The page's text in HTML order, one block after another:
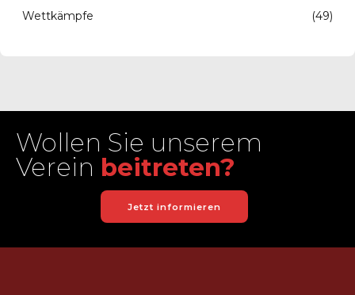
Wettkämpfe (49)
Wollen Sie unserem
Verein beitreten?
Jetzt informieren